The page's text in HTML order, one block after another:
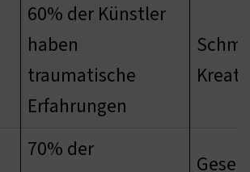
60% der Künstler
haben
traumatische
Erfahrungen
70% der